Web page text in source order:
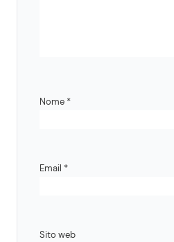
Nome *
Email *
Sito web